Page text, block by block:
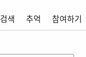
검색 추억
참여하기